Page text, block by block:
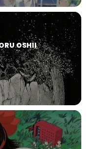
OSHII